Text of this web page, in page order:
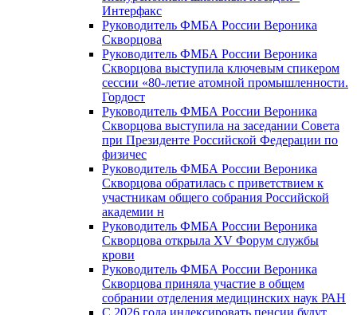
Интерфакс
Руководитель ФМБА России Вероника
Скворцова
Руководитель ФМБА России Вероника
Скворцова выступила ключевым спикером
сессии «80-летие атомной промышленности.
Гордост
Руководитель ФМБА России Вероника
Скворцова выступила на заседании Совета
при Президенте Российской Федерации по
физичес
Руководитель ФМБА России Вероника
Скворцова обратилась с приветствием к
участникам общего собрания Российской
академии н
Руководитель ФМБА России Вероника
Скворцова открыла XV Форум службы
крови
Руководитель ФМБА России Вероника
Скворцова приняла участие в общем
собрании отделения медицинских наук РАН
С 2026 года индексировать пенсии будут